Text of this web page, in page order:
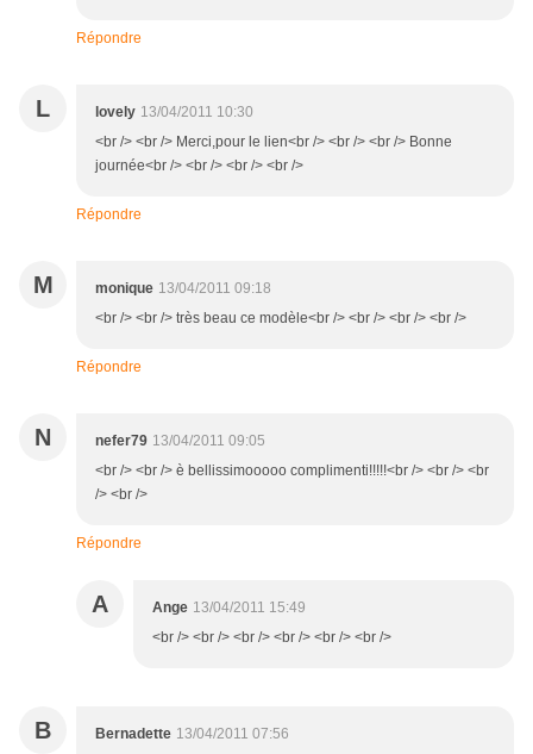
Répondre
L lovely 13/04/2011 10:30
<br /> <br /> Merci,pour le lien<br /> <br /> <br /> Bonne
journée<br /> <br /> <br /> <br />
Répondre
M monique 13/04/2011 09:18
<br /> <br /> très beau ce modèle<br /> <br /> <br /> <br />
Répondre
N nefer79 13/04/2011 09:05
<br /> <br /> è bellissimooooo complimenti!!!!!<br /> <br /> <br
/> <br />
Répondre
A Ange 13/04/2011 15:49
<br /> <br /> <br /> <br /> <br /> <br />
B Bernadette 13/04/2011 07:56